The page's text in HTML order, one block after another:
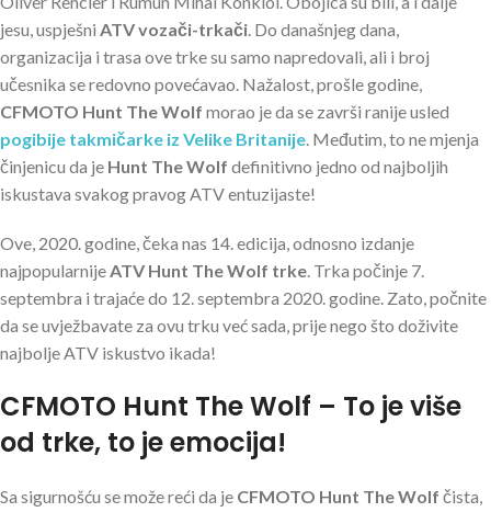
jesu, uspješni ATV vozači-trkači. Do današnjeg dana,
organizacija i trasa ove trke su samo napredovali, ali i broj
učesnika se redovno povećavao. Nažalost, prošle godine,
CFMOTO Hunt The Wolf morao je da se završi ranije usled
pogibije takmičarke iz Velike Britanije. Međutim, to ne mjenja
činjenicu da je Hunt The Wolf definitivno jedno od najboljih
iskustava svakog pravog ATV entuzijaste!
Ove, 2020. godine, čeka nas 14. edicija, odnosno izdanje
najpopularnijeATV Hunt The Wolf trke. Trka počinje 7.
septembra i trajaće do 12. septembra 2020. godine. Zato, počnite
da se uvježbavate za ovu trku već sada, prije nego što doživite
najbolje ATV iskustvo ikada!
CFMOTO Hunt The Wolf – To je više
od trke, to je emocija!
Sa sigurnošću se može reći da je CFMOTO Hunt The Wolf čista,